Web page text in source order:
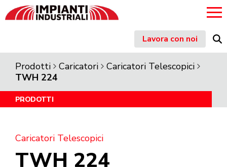
content
Lavora con noi
Prodotti Caricatori
Caricatori Telescopici
TWH 224
PRODOTTI
Caricatori Telescopici
TWH 224